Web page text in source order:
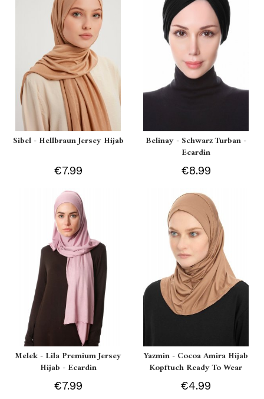
Sibel - Hellbraun Jersey Hijab
€7.99
Belinay - Schwarz Turban -
Ecardin
€8.99
Melek - Lila Premium Jersey
Hijab - Ecardin
€7.99
Yazmin - Cocoa Amira Hijab
Kopftuch Ready To Wear
€4.99